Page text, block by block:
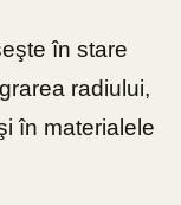
în stare
radiului,
în materialele